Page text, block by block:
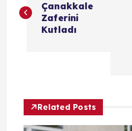
a
e
Çanakkale
Zaferini
Kutladı
Related Posts